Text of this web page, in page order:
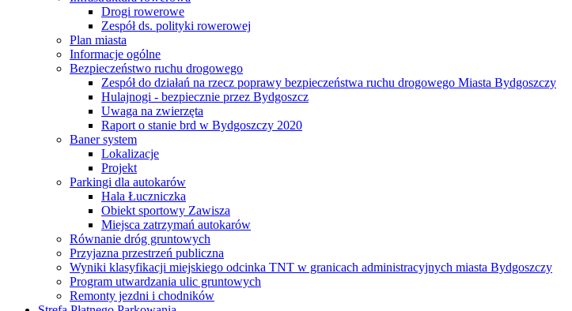
Drogi rowerowe
Zespół ds. polityki rowerowej
Plan miasta
Informacje ogólne
Bezpieczeństwo ruchu drogowego
Zespół do działań na rzecz poprawy bezpieczeństwa ruchu drogowego Miasta Bydgoszczy
Hulajnogi - bezpiecznie przez Bydgoszcz
Uwaga na zwierzęta
Raport o stanie brd w Bydgoszczy 2020
Baner system
Lokalizacje
Projekt
Parkingi dla autokarów
Hala Łuczniczka
Obiekt sportowy Zawisza
Miejsca zatrzymań autokarów
Równanie dróg gruntowych
Przyjazna przestrzeń publiczna
Wyniki klasyfikacji miejskiego odcinka TNT w granicach administracyjnych miasta Bydgoszczy
Program utwardzania ulic gruntowych
Remonty jezdni i chodników